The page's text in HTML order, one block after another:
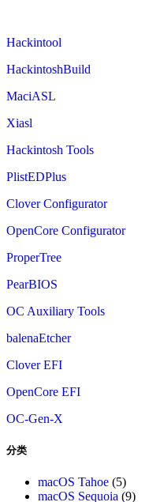
Hackintool
HackintoshBuild
MaciASL
Xiasl
Hackintosh Tools
PlistEDPlus
Clover Configurator
OpenCore Configurator
ProperTree
PearBIOS
OC Auxiliary Tools
balenaEtcher
Clover EFI
OpenCore EFI
OC-Gen-X
分类
macOS Tahoe (5)
macOS Sequoia (9)